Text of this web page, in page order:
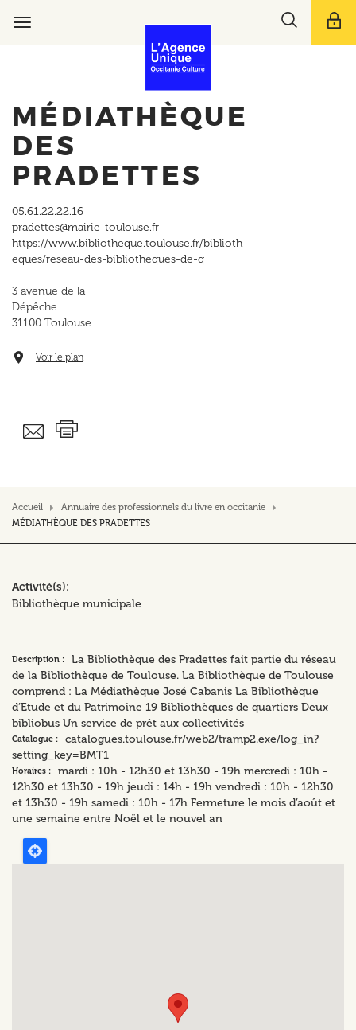
Toggle
MÉDIATHÈQUE
DES
PRADETTES
05.61.22.22.16
pradettes@mairie-toulouse.fr
https://www.bibliotheque.toulouse.fr/biblioth
eques/reseau-des-bibliotheques-de-q
3 avenue de la
Dépêche
31100 Toulouse
Voir le plan
Accueil
Annuaire des professionnels du livre en occitanie
MÉDIATHÈQUE DES PRADETTES
Activité(s)
Bibliothèque municipale
Description :
La Bibliothèque des Pradettes fait partie du réseau
de la Bibliothèque de Toulouse. La Bibliothèque de Toulouse
comprend : La Médiathèque José Cabanis La Bibliothèque
d’Etude et du Patrimoine 19 Bibliothèques de quartiers Deux
bibliobus Un service de prêt aux collectivités
Catalogue :
catalogues.toulouse.fr/web2/tramp2.exe/log_in?
setting_key=BMT1
Horaires :
mardi : 10h - 12h30 et 13h30 - 19h mercredi : 10h -
12h30 et 13h30 - 19h jeudi : 14h - 19h vendredi : 10h - 12h30
et 13h30 - 19h samedi : 10h - 17h Fermeture le mois d’août et
une semaine entre Noël et le nouvel an